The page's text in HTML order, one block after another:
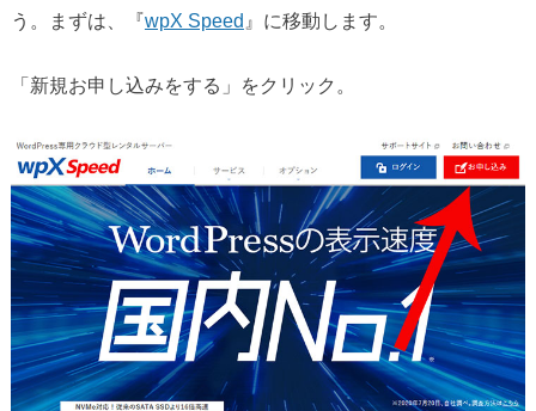
う。まずは、『wpX Speed 』に移動します。
「新規お申し込みをする」をクリック。